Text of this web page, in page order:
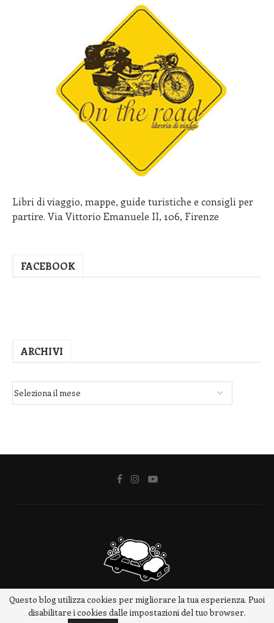
Libri di viaggio, mappe, guide turistiche e consigli per
partire. Via Vittorio Emanuele II, 106, Firenze
FACEBOOK
ARCHIVI
@2018 - www.meteotrip.it
Questo blog utilizza cookies per migliorare la tua esperienza. Puoi
disabilitare i cookies dalle impostazioni del tuo browser.